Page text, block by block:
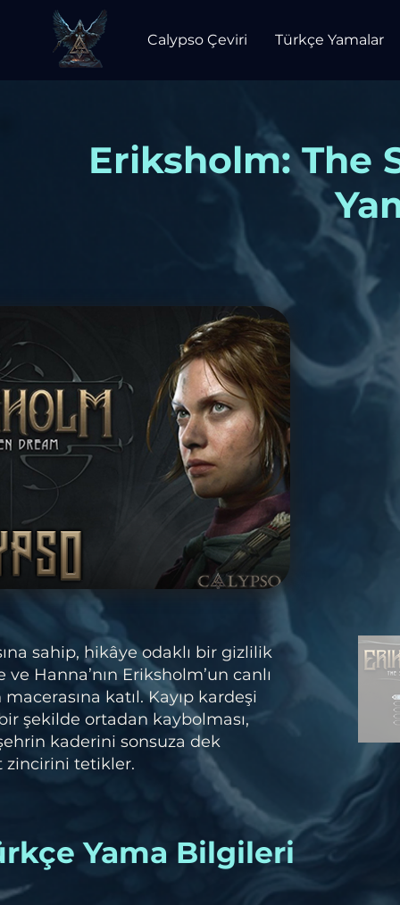
Calypso Çeviri Türkçe Yamalar
Eriksholm: The
sahip, hikâye odaklı bir gizlilik
Hanna’nın Eriksholm’un canlı
katıl. Kayıp kardeşi
şekilde ortadan kaybolması,
kaderini sonsuza dek
zincirini tetikler.
Yama Bilgileri